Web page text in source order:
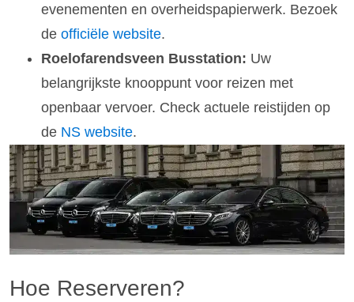
evenementen en overheidspapierwerk. Bezoek
de officiële website.
Roelofarendsveen Busstation: Uw
belangrijkste knooppunt voor reizen met
openbaar vervoer. Check actuele reistijden op
de NS website.
Hoe Reserveren?